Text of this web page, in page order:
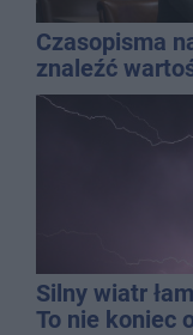
Czasopisma
znaleźć
Silny wiatr
To nie koniec